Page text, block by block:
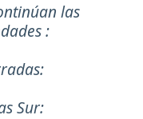
las
:
Sur: